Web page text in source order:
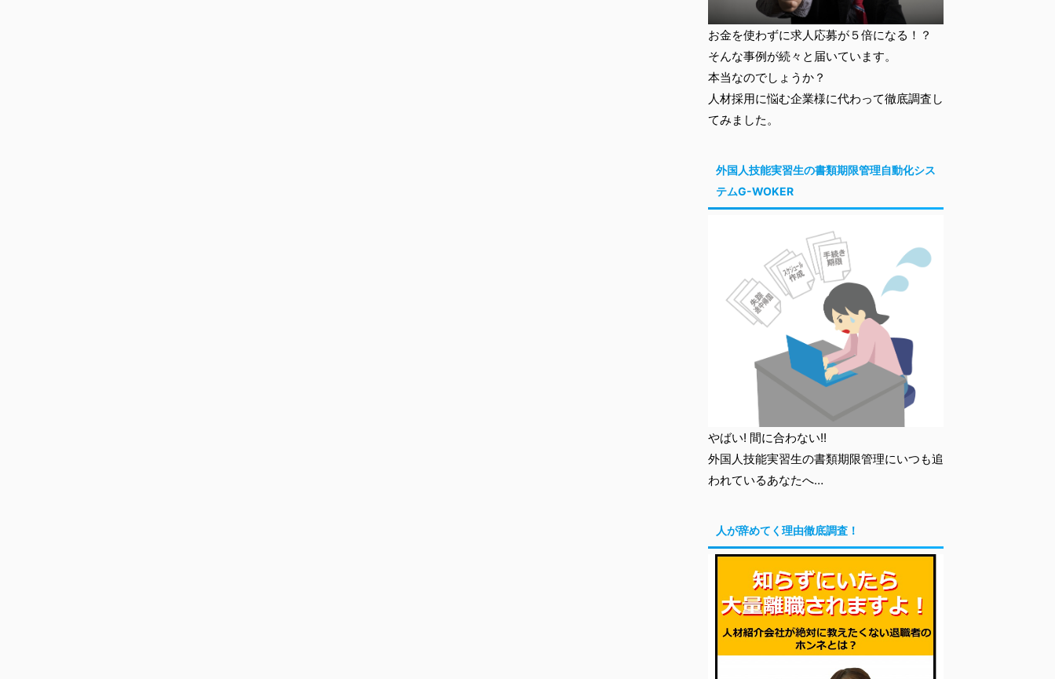
お金を使わずに求人応募が５倍になる！？
そんな事例が続々と届いています。
本当なのでしょうか？
人材採用に悩む企業様に代わって徹底調査し
てみました。
外国人技能実習生の書類期限管理自動化シス
テムG-WOKER
やばい! 間に合わない!!
外国人技能実習生の書類期限管理にいつも追
われているあなたへ…
人が辞めてく理由徹底調査！